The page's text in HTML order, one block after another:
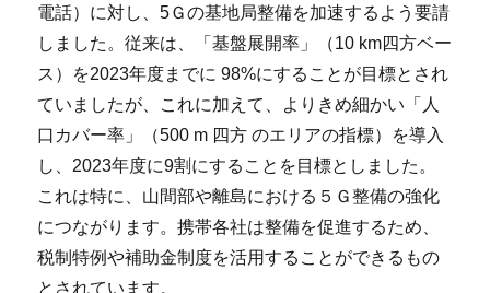
電話）に対し、5Ｇの基地局整備を加速するよう要請
しました。従来は、「基盤展開率」（10 km四方ベー
ス）を2023年度までに 98%にすることが目標とされ
ていましたが、これに加えて、よりきめ細かい「人
口カバー率」（500 m 四方 のエリアの指標）を導入
し、2023年度に9割にすることを目標としました。
これは特に、山間部や離島における５Ｇ整備の強化
につながります。携帯各社は整備を促進するため、
税制特例や補助金制度を活用することができるもの
とされています。